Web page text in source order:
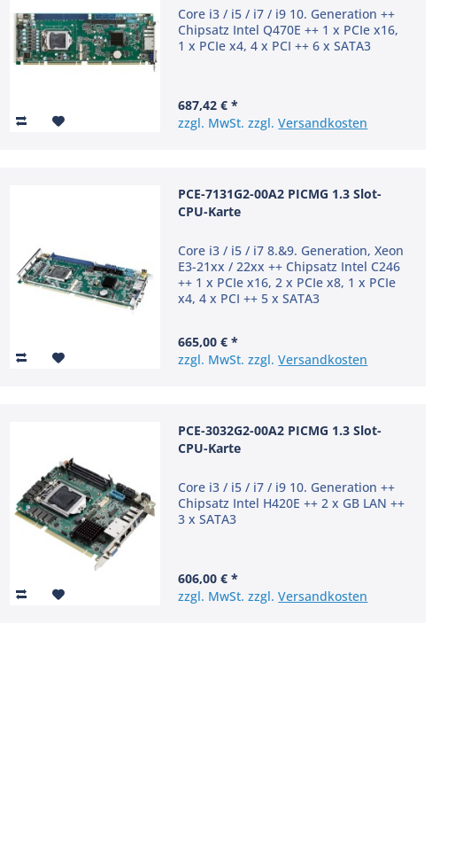
Core i3 / i5 / i7 / i9 10. Generation ++
Chipsatz Intel Q470E ++ 1 x PCIe x16,
1 x PCIe x4, 4 x PCI ++ 6 x SATA3
687,42 € *
zzgl. MwSt. zzgl.Versandkosten
PCE-7131G2-00A2 PICMG 1.3 Slot-
CPU-Karte
Core i3 / i5 / i7 8.&9. Generation, Xeon
E3-21xx / 22xx ++ Chipsatz Intel C246
++ 1 x PCIe x16, 2 x PCIe x8, 1 x PCIe
x4, 4 x PCI ++ 5 x SATA3
665,00 € *
zzgl. MwSt. zzgl.Versandkosten
PCE-3032G2-00A2 PICMG 1.3 Slot-
CPU-Karte
Core i3 / i5 / i7 / i9 10. Generation ++
Chipsatz Intel H420E ++ 2 x GB LAN ++
3 x SATA3
606,00 € *
zzgl. MwSt. zzgl.Versandkosten